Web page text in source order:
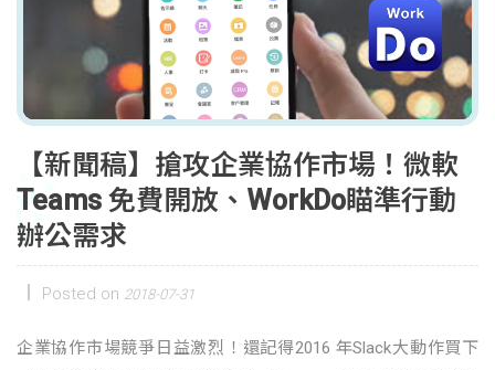
【新聞稿】搶攻企業協作市場！微軟
Teams 免費開放、WorkDo瞄準行動
辦公需求
Posted on 2018-07-31
企業協作市場競爭日益激烈！還記得2016 年Slack大動作買下